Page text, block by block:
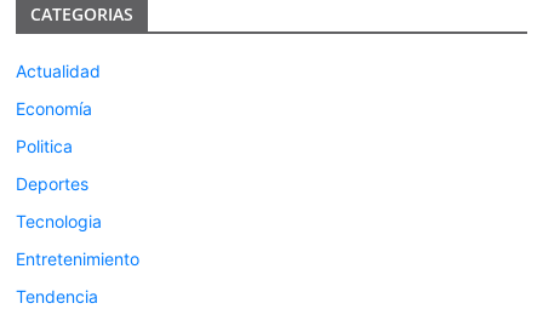
CATEGORIAS
Actualidad
Economía
Politica
Deportes
Tecnologia
Entretenimiento
Tendencia